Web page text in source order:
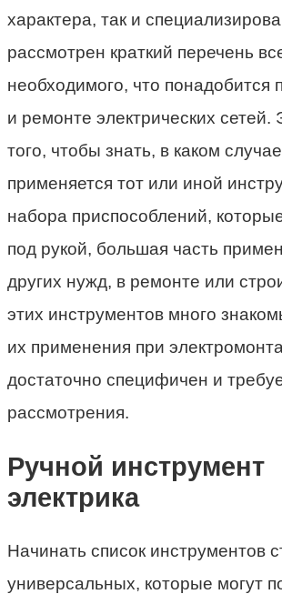
характера, так и
рассмотрен краткий перечень
необходимого, что понадобится
и ремонте электрических сетей.
того, чтобы знать, в каком
применяется тот или иной
набора приспособлений,
под рукой, большая часть
других нужд, в ремонте или
этих инструментов много
их применения при
достаточно специфичен и
рассмотрения.
Ручной инструмент
электрика
Начинать список инструментов
универсальных, которые могут